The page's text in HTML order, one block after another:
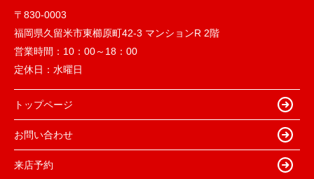
〒830-0003
福岡県久留米市東櫛原町42-3 マンションR 2階
営業時間： 10：00～18：00
定休日： 水曜日
トップページ
お問い合わせ
来店予約